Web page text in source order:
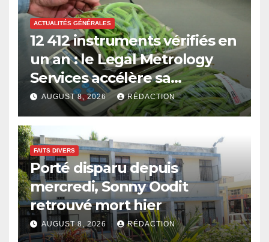
ACTUALITÉS GÉNÉRALES
12 412 instruments vérifiés en
un an : le Legal Metrology
Services accélère sa
modernisation
AUGUST 8, 2026 RÉDACTION
FAITS DIVERS
Porté disparu depuis
mercredi, Sonny Oodit
retrouvé mort hier
AUGUST 8, 2026 RÉDACTION